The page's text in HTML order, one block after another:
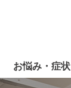
お悩み・症状